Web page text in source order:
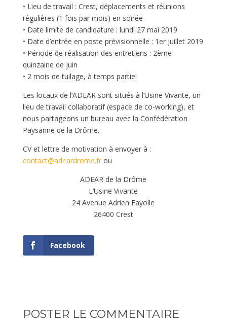
• Lieu de travail : Crest, déplacements et réunions
régulières (1 fois par mois) en soirée
• Date limite de candidature : lundi 27 mai 2019
• Date d’entrée en poste prévisionnelle : 1er juillet 2019
• Période de réalisation des entretiens : 2ème
quinzaine de juin
• 2 mois de tuilage, à temps partiel
Les locaux de l’ADEAR sont situés à l’Usine Vivante, un
lieu de travail collaboratif (espace de co-working), et
nous partageons un bureau avec la Confédération
Paysanne de la Drôme.
CV et lettre de motivation à envoyer à :
contact@adeardrome.frou
ADEAR de la Drôme
L’Usine Vivante
24 Avenue Adrien Fayolle
26400 Crest
Facebook
POSTER LE COMMENTAIRE